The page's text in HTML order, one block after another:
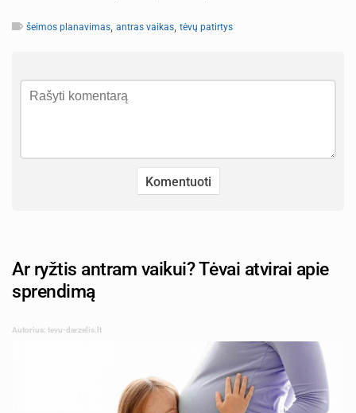
šeimos planavimas, antras vaikas, tėvų patirtys
Ar ryžtis antram vaikui? Tėvai atvirai apie
sprendimą
Autorius: tevu-darzelis.lt